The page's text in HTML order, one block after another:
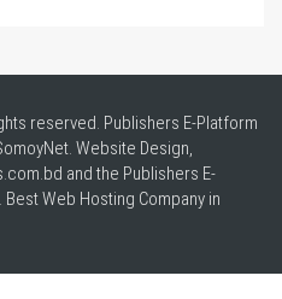
reserved. Publishers E-Platform
Website Design,
and the Publishers E-
BestWeb Hosting Company in